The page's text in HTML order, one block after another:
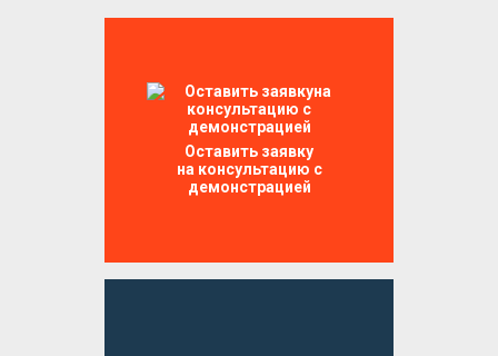
Оставить заявку
на консультацию с
демонстрацией